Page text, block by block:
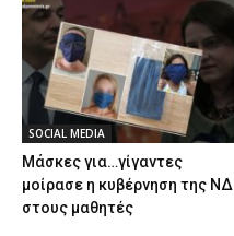
SOCIAL MEDIA
Μάσκες για…γίγαντες
μοίρασε η κυβέρνηση της ΝΔ
στους μαθητές